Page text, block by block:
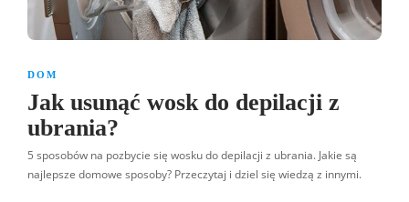
DOM
Jak usunąć wosk do depilacji z
ubrania?
5 sposobów na pozbycie się wosku do depilacji z ubrania. Jakie są
najlepsze domowe sposoby? Przeczytaj i dziel się wiedzą z innymi.